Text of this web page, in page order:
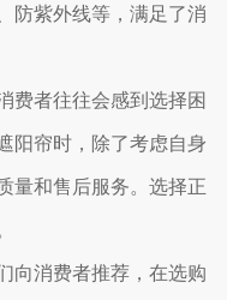
防紫外线等，满足了消
费者往往会感到选择困
阳帘时，除了考虑自身
量和售后服务。选择正
向消费者推荐，在选购